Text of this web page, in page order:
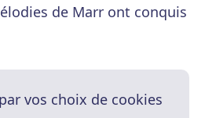
de Marr ont conquis
vos choix de cookies